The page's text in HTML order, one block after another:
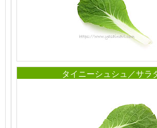
タイニーシュシュ／サ